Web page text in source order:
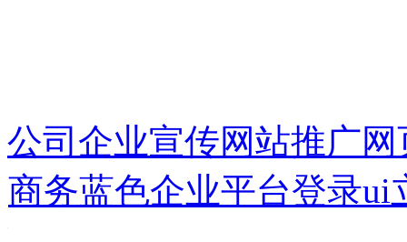
公司企业宣传网站推广
商务蓝色企业平台登录ui